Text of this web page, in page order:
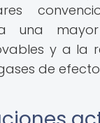
una
y a la
de